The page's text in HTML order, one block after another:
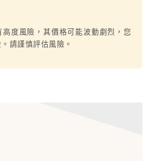
度風險，其價格可能波動劇烈，您
請謹慎評估風險。